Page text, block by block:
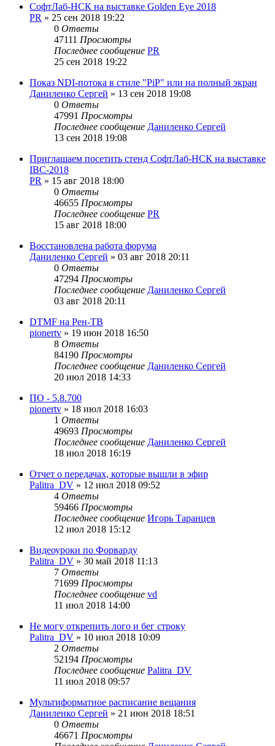
СофтЛаб-НСК на выставке Golden Eye 2018
PR » 25 сен 2018 19:22
0 Ответы
47111 Просмотры
Последнее сообщение PR
25 сен 2018 19:22
Показ NDI-потока в стиле "PiP" или на полный экран
Даниленко Сергей » 13 сен 2018 19:08
0 Ответы
47991 Просмотры
Последнее сообщение Даниленко Сергей
13 сен 2018 19:08
Приглашаем посетить стенд СофтЛаб-НСК на выставке
IBC-2018
PR » 15 авг 2018 18:00
0 Ответы
46655 Просмотры
Последнее сообщение PR
15 авг 2018 18:00
Восстановлена работа форума
Даниленко Сергей » 03 авг 2018 20:11
0 Ответы
47294 Просмотры
Последнее сообщение Даниленко Сергей
03 авг 2018 20:11
DTMF на Рен-ТВ
pionertv » 19 июн 2018 16:50
8 Ответы
84190 Просмотры
Последнее сообщение Даниленко Сергей
20 июл 2018 14:33
ПО - 5.8.700
pionertv » 18 июл 2018 16:03
1 Ответы
49693 Просмотры
Последнее сообщение Даниленко Сергей
18 июл 2018 16:19
Отчет о передачах, которые вышли в эфир
Palitra_DV » 12 июл 2018 09:52
4 Ответы
59466 Просмотры
Последнее сообщение Игорь Таранцев
12 июл 2018 15:12
Видеоуроки по Форварду
Palitra_DV » 30 май 2018 11:13
7 Ответы
71699 Просмотры
Последнее сообщение vd
11 июл 2018 14:00
Не могу открепить лого и бег строку
Palitra_DV » 10 июл 2018 10:09
2 Ответы
52194 Просмотры
Последнее сообщение Palitra_DV
11 июл 2018 09:57
Мультиформатное расписание вещания
Даниленко Сергей » 21 июн 2018 18:51
0 Ответы
46671 Просмотры